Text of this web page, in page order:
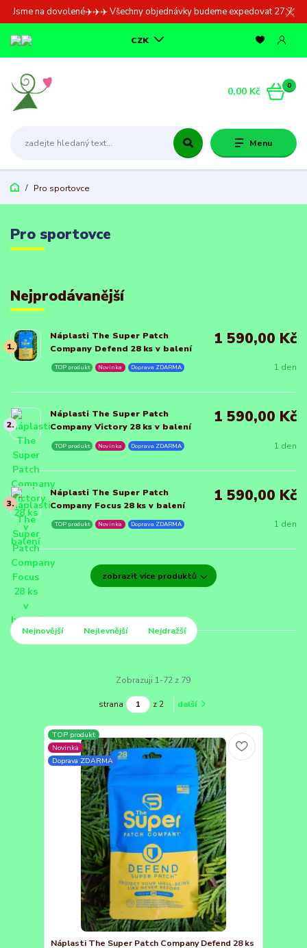
Jsme na dovolené✈️✈️✈️ Všechny objednávky budeme expedovat 27.7.
Menu
CZK
0
0,00 Kč
Pro sportovce
Pro sportovce
Nejprodávanější
1.
Náplasti The Super Patch
Company Defend 28 ks v balení
1 den
TOP produkt Novinka Doprava ZDARMA
1 590,00 Kč
2.
Náplasti The Super Patch
Company Victory 28 ks v balení
1 den
TOP produkt Novinka Doprava ZDARMA
1 590,00 Kč
3.
Náplasti The Super Patch
Company Focus 28 ks v balení
1 den
TOP produkt Novinka Doprava ZDARMA
1 590,00 Kč
zobrazit více produktů
Nejnovější Nejlevnější Nejdražší
Zobrazuji 1-72 z 79
strana z 2 další
TOP produkt
Novinka
Doprava ZDARMA
Náplasti The Super Patch Company Defend 28 ks